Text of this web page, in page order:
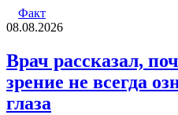
Факт
08.08.2026
Врач рассказал,
зрение не всегда
глаза